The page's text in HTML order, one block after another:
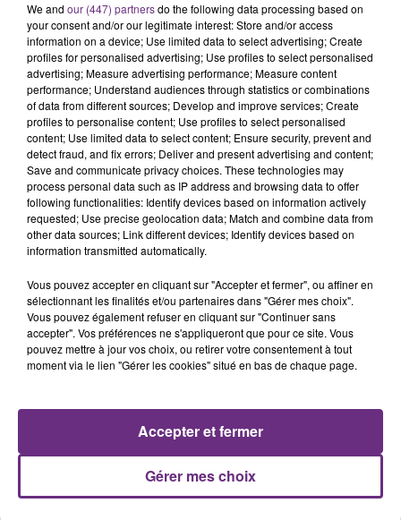
8h02
8h02
KATY PERRY
Hot N' Cold
7h59
7h59
TEDDY SWIMS
Mr Know It All
We and our (447) partnersdo the following data processing based on
your consent and/or our legitimate interest: Store and/or access
information on a device; Use limited data to select advertising; Create
profiles for personalised advertising; Use profiles to select personalised
advertising; Measure advertising performance; Measure content
performance; Understand audiences through statistics or combinations
of data from different sources; Develop and improve services; Create
profiles to personalise content; Use profiles to select personalised
content; Use limited data to select content; Ensure security, prevent and
detect fraud, and fix errors; Deliver and present advertising and content;
Save and communicate privacy choices. These technologies may
process personal data such as IP address and browsing data to offer
following functionalities: Identify devices based on information actively
requested; Use precise geolocation data; Match and combine data from
other data sources; Link different devices; Identify devices based on
information transmitted automatically.
Vous pouvez accepter en cliquant sur "Accepter et fermer", ou affiner en
sélectionnant les finalités et/ou partenaires dans "Gérer mes choix".
Vous pouvez également refuser en cliquant sur "Continuer sans
accepter". Vos préférences ne s'appliqueront que pour ce site. Vous
pouvez mettre à jour vos choix, ou retirer votre consentement à tout
moment via le lien "Gérer les cookies" situé en bas de chaque page.
Gérer mes choix
Accepter et fermer